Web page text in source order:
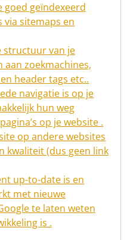
goed geïndexeerd
sitemaps en
structuur van je
aan zoekmachines,
header tags etc..
navigatie is op je
hun weg
op je website .
op andere websites
kwaliteit (dus geen link
up-to-date is en
met nieuwe
te laten weten
is .